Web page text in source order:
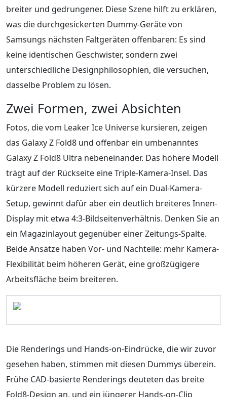
breiter und gedrungener. Diese Szene hilft zu erklären,
was die durchgesickerten Dummy-Geräte von
Samsungs nächsten Faltgeräten offenbaren: Es sind
keine identischen Geschwister, sondern zwei
unterschiedliche Designphilosophien, die versuchen,
dasselbe Problem zu lösen.
Zwei Formen, zwei Absichten
Fotos, die vom Leaker Ice Universe kursieren, zeigen
das Galaxy Z Fold8 und offenbar ein umbenanntes
Galaxy Z Fold8 Ultra nebeneinander. Das höhere Modell
trägt auf der Rückseite eine Triple-Kamera-Insel. Das
kürzere Modell reduziert sich auf ein Dual-Kamera-
Setup, gewinnt dafür aber ein deutlich breiteres Innen-
Display mit etwa 4:3-Bildseitenverhältnis. Denken Sie an
ein Magazinlayout gegenüber einer Zeitungs-Spalte.
Beide Ansätze haben Vor- und Nachteile: mehr Kamera-
Flexibilität beim höheren Gerät, eine großzügigere
Arbeitsfläche beim breiteren.
Die Renderings und Hands-on-Eindrücke, die wir zuvor
gesehen haben, stimmen mit diesen Dummys überein.
Frühe CAD-basierte Renderings deuteten das breite
Fold8-Design an, und ein jüngerer Hands-on-Clip